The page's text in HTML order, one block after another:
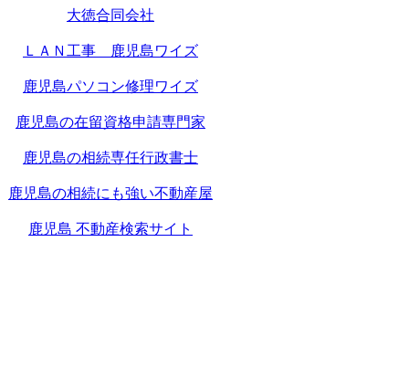
大徳合同会社
ＬＡＮ工事 鹿児島ワイズ
鹿児島パソコン修理ワイズ
鹿児島の在留資格申請専門家
鹿児島の相続専任行政書士
鹿児島の相続にも強い不動産屋
鹿児島 不動産検索サイト